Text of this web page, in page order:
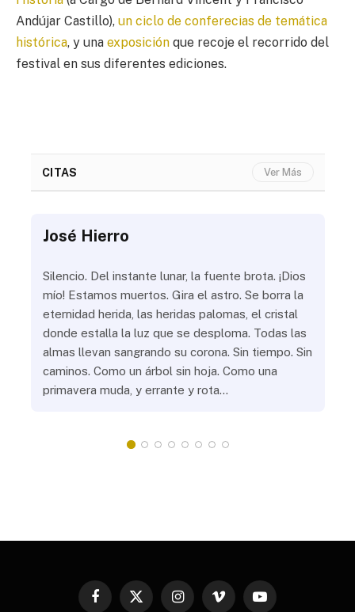
Andújar Castillo), un ciclo de conferecias de temática
histórica, y una exposición que recoje el recorrido del
festival en sus diferentes ediciones.
CITAS Ver Más
José Hierro
Silencio. Del instante lunar, la fuente brota. ¡Dios
mío! Estamos muertos. Gira el astro. Se borra la
eternidad herida, las heridas palomas, el cristal
donde estalla la luz que se desploma. Todas las
almas llevan sangrando su corona. Sin tiempo. Sin
caminos. Como un árbol sin hoja. Como una
primavera muda, y errante y rota…
Facebook
X InstagramVimeo YouTube